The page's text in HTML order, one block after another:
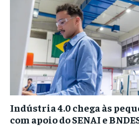
Indústria 4.0 chega às
com apoio do SENAI e